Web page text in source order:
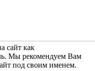
сайт как
Мы рекомендуем Вам
под своим именем.